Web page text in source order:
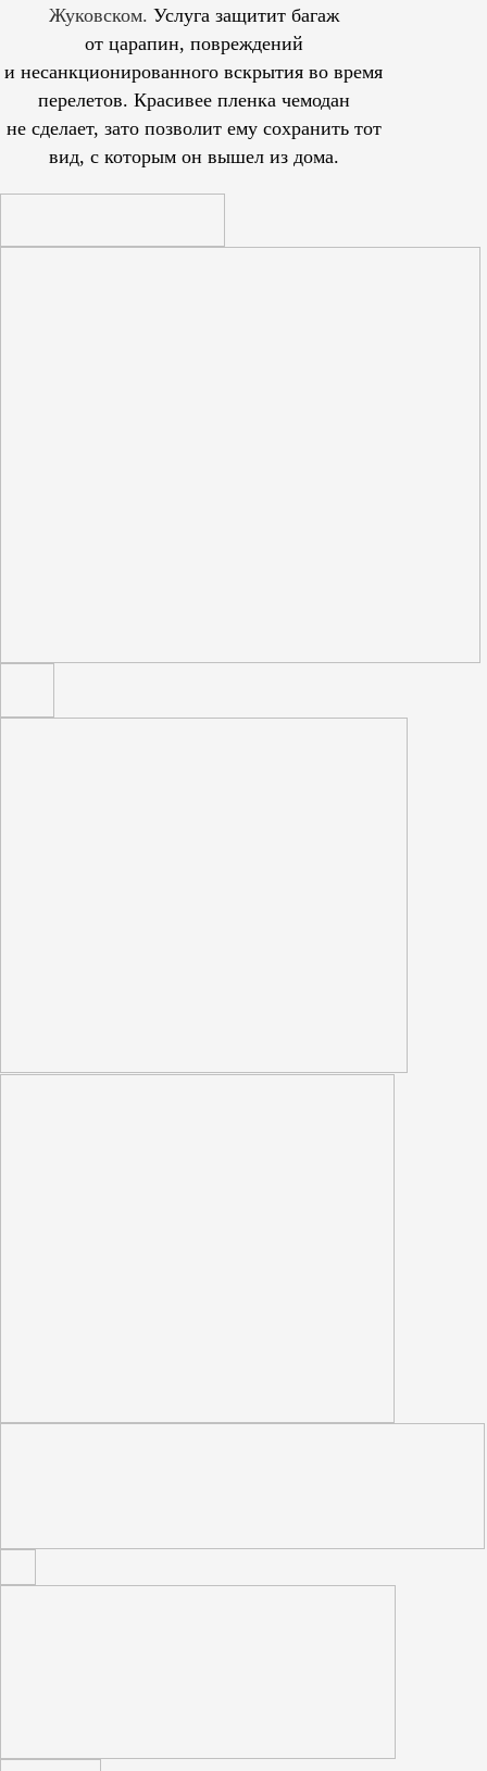
Жуковском. Услуга защитит багаж
от царапин, повреждений
и несанкционированного вскрытия во время
перелетов. Красивее пленка чемодан
не сделает, зато позволит ему сохранить тот
вид, с которым он вышел из дома.